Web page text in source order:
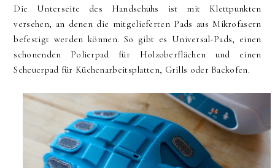
Die Unterseite des Handschuhs ist mit Klettpunkten
versehen, an denen die mitgelieferten Pads aus Mikrofasern
befestigt werden können. So gibt es Universal-Pads, einen
schonenden Polierpad für Holzoberflächen und einen
Scheuerpad für Küchenarbeitsplatten, Grills oder Backofen.